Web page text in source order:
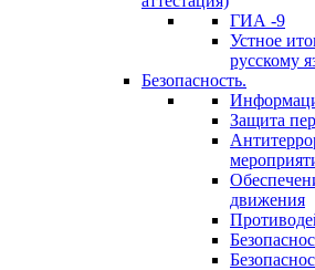
ГИА -9
Устное
русскому
Безопасность.
Защита
движения